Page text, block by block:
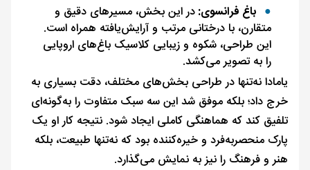
باغ فرانسوی:در این بخش، مسیرهای دقیق و
متقارن، با درختانی مرتب و آرایش‌یافته همراه است.
این طراحی، شکوه و زیبایی کلاسیک باغ‌های اروپایی
را به تصویر می‌کشد.
یامادا نه‌تنها در طراحی بخش‌های مختلف، دقت بسیاری به
خرج داد؛ بلکه موفق شد این سه سبک متفاوت را به‌گونه‌ای
تلفیق کند که هماهنگی کاملی ایجاد شود. نتیجه کار او یک
پارک منحصربه‌فرد و خیره‌کننده بود که نه‌تنها طبیعت، بلکه
هنر و فرهنگ را نیز به نمایش می‌گذارد.